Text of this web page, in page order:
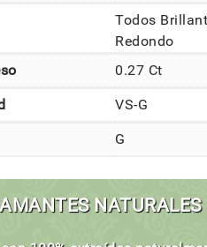
Todos
Redondo
0.27 Ct
VS-G
G
NATURALES